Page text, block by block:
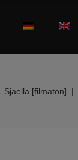
Sjaella [filmaton] |